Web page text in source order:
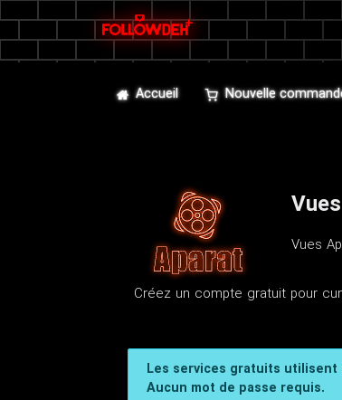
Accueil Nouvelle
Vues
Créez un compte gratuit pour
Les services gratuits
Aucun mot de passe requis.